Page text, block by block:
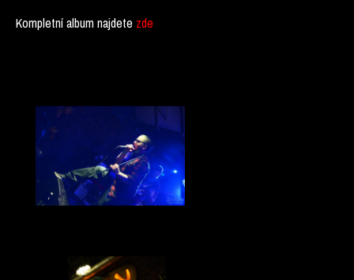
Kompletní album najdete zde